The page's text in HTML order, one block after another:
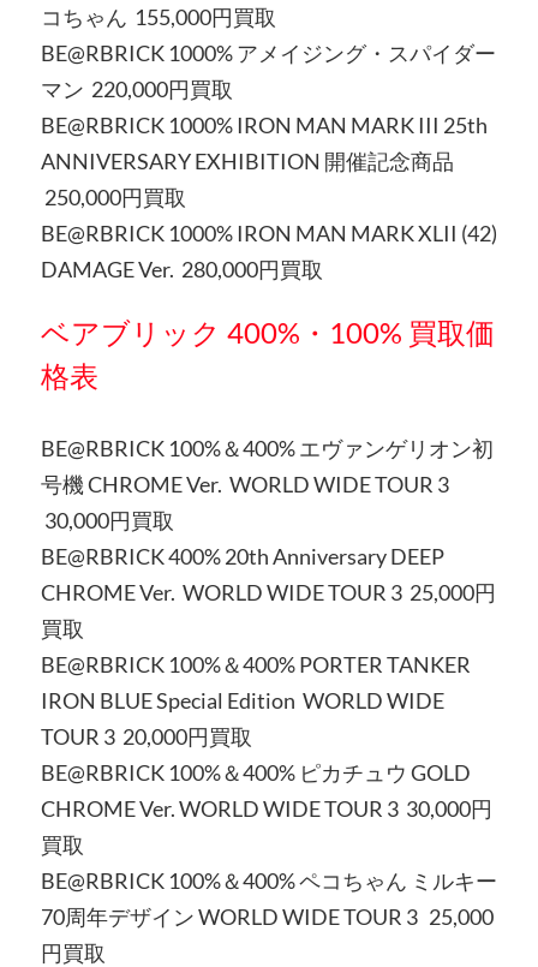
コちゃん 155,000円買取
BE@RBRICK 1000% アメイジング・スパイダー
マン 220,000円買取
BE@RBRICK 1000% IRON MAN MARK III 25th
ANNIVERSARY EXHIBITION 開催記念商品
250,000円買取
BE@RBRICK 1000% IRON MAN MARK XLII (42)
DAMAGE Ver. 280,000円買取
ベアブリック 400%・100% 買取価
格表
BE@RBRICK 100%＆400% エヴァンゲリオン初
号機 CHROME Ver. WORLD WIDE TOUR 3
30,000円買取
BE@RBRICK 400% 20th Anniversary DEEP
CHROME Ver. WORLD WIDE TOUR 3 25,000円
買取
BE@RBRICK 100%＆400% PORTER TANKER
IRON BLUE Special Edition WORLD WIDE
TOUR 3 20,000円買取
BE@RBRICK 100%＆400% ピカチュウ GOLD
CHROME Ver. WORLD WIDE TOUR 3 30,000円
買取
BE@RBRICK 100%＆400% ペコちゃん ミルキー
70周年デザイン WORLD WIDE TOUR 3 25,000
円買取